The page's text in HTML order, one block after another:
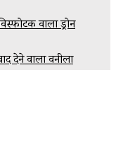
वाला ड्रोन
देने वाला वनीला